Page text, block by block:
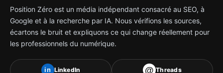
Position Zéro est un média indépendant consacré au SEO, à
Google et à la recherche par IA. Nous vérifions les sources,
écartons le bruit et expliquons ce qui change réellement pour
les professionnels du numérique.
in LinkedIn @ Threads